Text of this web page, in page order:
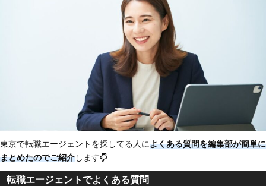
東京で転職エージェントを探してる人によくある質問を編集部が簡単に
まとめたのでご紹介します
転職エージェントでよくある質問